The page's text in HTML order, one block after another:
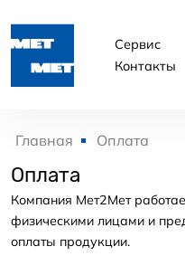
Сервис
Контакты
Главная Оплата
Оплата
Компания Мет2Мет
физическими лицами и
оплаты продукции.